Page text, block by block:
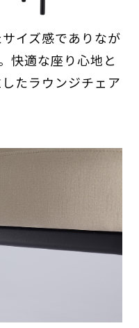
イズ感でありなが
快適な座り心地と
たラウンジチェア